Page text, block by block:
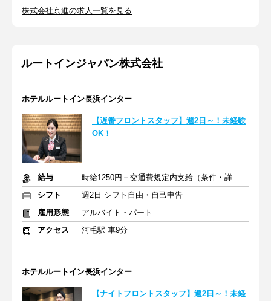
株式会社京進の求人一覧を見る
ルートインジャパン株式会社
ホテルルートイン長浜インター
【遅番フロントスタッフ】週2日～！未経験
OK！
給与
時給1250円＋交通費規定内支給（条件・詳細は面接にて）
シフト
週2日 シフト自由・自己申告
雇用形態
アルバイト・パート
アクセス
河毛駅 車9分
ホテルルートイン長浜インター
【ナイトフロントスタッフ】週2日～！未経